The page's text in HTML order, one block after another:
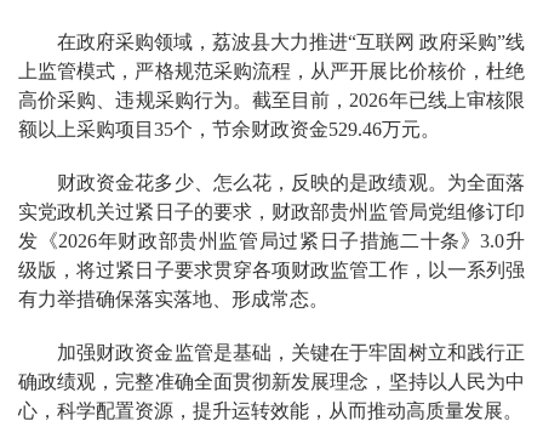
在政府采购领域，荔波县大力推进“互联网 政府采购”线
上监管模式，严格规范采购流程，从严开展比价核价，杜绝
高价采购、违规采购行为。截至目前，2026年已线上审核限
额以上采购项目35个，节余财政资金529.46万元。
财政资金花多少、怎么花，反映的是政绩观。为全面落
实党政机关过紧日子的要求，财政部贵州监管局党组修订印
发《2026年财政部贵州监管局过紧日子措施二十条》3.0升
级版，将过紧日子要求贯穿各项财政监管工作，以一系列强
有力举措确保落实落地、形成常态。
加强财政资金监管是基础，关键在于牢固树立和践行正
确政绩观，完整准确全面贯彻新发展理念，坚持以人民为中
心，科学配置资源，提升运转效能，从而推动高质量发展。